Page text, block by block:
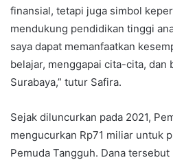
finansial, tetapi juga simbol
mendukung pendidikan tinggi
saya dapat memanfaatkan
belajar, menggapai cita-cita,
Surabaya,” tutur Safira.
Sejak diluncurkan pada 2021,
mengucurkan Rp71 miliar untuk
Pemuda Tangguh. Dana